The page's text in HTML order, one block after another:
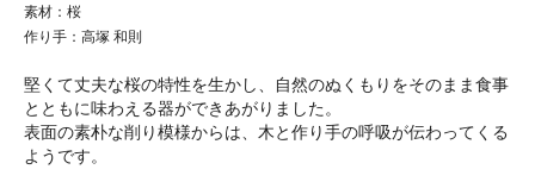
素材：桜
作り手：高塚 和則
堅くて丈夫な桜の特性を生かし、自然のぬくもりをそのまま食事
とともに味わえる器ができあがりました。
表面の素朴な削り模様からは、木と作り手の呼吸が伝わってくる
ようです。